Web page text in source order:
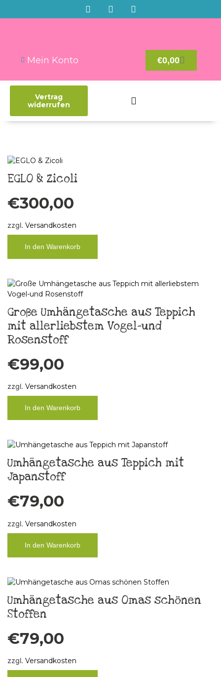
Mein Konto €0,00
Vertrag
widerrufen
EGLO & Zicoli
€300,00
zzgl. Versandkosten
In den Warenkorb
Große Umhängetasche aus Teppich
mit allerliebstem Vogel-und
Rosenstoff
€99,00
zzgl. Versandkosten
In den Warenkorb
Umhängetasche aus Teppich mit
Japanstoff
€79,00
zzgl. Versandkosten
In den Warenkorb
Umhängetasche aus Omas schönen
Stoffen
€79,00
zzgl. Versandkosten